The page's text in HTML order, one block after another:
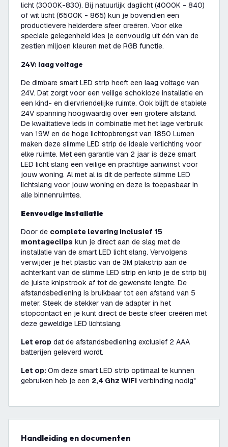
licht (3000K-830). Bij natuurlijk daglicht (4000K - 840)
of wit licht (6500K - 865) kun je bovendien een
productievere helderdere sfeer creëren. Voor elke
speciale gelegenheid kies je eenvoudig uit één van de
zestien miljoen kleuren met de RGB functie.
24V: laag voltage
De dimbare smart LED strip heeft een laag voltage van
24V. Dat zorgt voor een veilige schokloze installatie en
een kind- en diervriendelijke ruimte. Ook blijft de stabiele
24V spanning hoogwaardig over een grotere afstand.
De kwalitatieve leds in combinatie met het lage verbruik
van 19W en de hoge lichtopbrengst van 1850 Lumen
maken deze slimme LED strip de ideale verlichting voor
elke ruimte. Met een garantie van 2 jaar is deze smart
LED licht slang een veilige en prachtige aanwinst voor
jouw woning. Al met al is dit de perfecte slimme LED
lichtslang voor jouw woning en deze is toepasbaar in
alle binnenruimtes.
Eenvoudige installatie
Door de complete levering inclusief 15
montageclips kun je direct aan de slag met de
installatie van de smart LED licht slang. Vervolgens
verwijder je het plastic van de 3M plakstrip aan de
achterkant van de slimme LED strip en knip je de strip bij
de juiste knipstrook af tot de gewenste lengte. De
afstandsbediening is bruikbaar tot een afstand van 5
meter. Steek de stekker van de adapter in het
stopcontact en je kunt direct de beste sfeer creëren met
deze geweldige LED lichtslang.
Let erop dat de afstandsbediening exclusief 2 AAA
batterijen geleverd wordt.
Let op:Om deze smart LED strip optimaal te kunnen
gebruiken heb je een 2,4 Ghz WiFi verbinding nodig"
Handleiding en documenten